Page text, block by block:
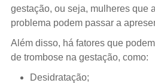
gestação, ou seja, mulheres que
problema podem passar a
Além disso, há fatores que
de trombose na gestação, como:
Desidratação;